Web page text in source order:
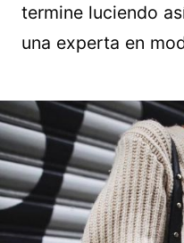
termine luciendo
una experta en